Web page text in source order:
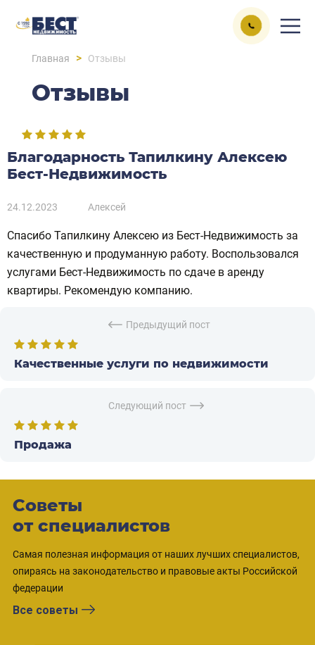
Главная > Отзывы
Отзывы
Благодарность Тапилкину Алексею
Бест-Недвижимость
24.12.2023 Алексей
Спасибо Тапилкину Алексею из Бест-Недвижимость за
качественную и продуманную работу. Воспользовался
услугами Бест-Недвижимость по сдаче в аренду
квартиры. Рекомендую компанию.
Предыдущий пост
Качественные услуги по недвижимости
Следующий пост
Продажа
Советы
от специалистов
Самая полезная информация от наших лучших специалистов,
опираясь на законодательство и правовые акты Российской
федерации
Все советы